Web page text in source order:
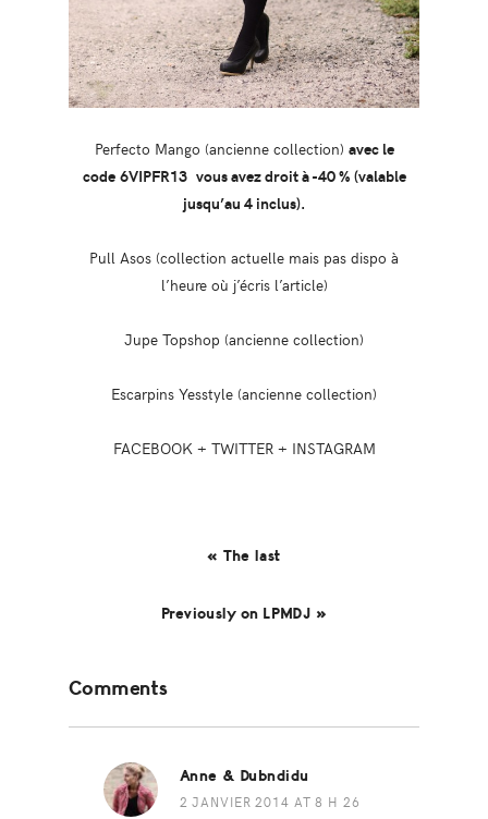
Perfecto Mango (ancienne collection) avec le
code 6VIPFR13 vous avez droit à -40 % (valable
jusqu’au 4 inclus).
Pull Asos (collection actuelle mais pas dispo à
l’heure où j’écris l’article)
Jupe Topshop (ancienne collection)
Escarpins Yesstyle (ancienne collection)
FACEBOOK + TWITTER + INSTAGRAM
« The last
Previously on LPMDJ »
Interactions
Comments
Anne & Dubndidu
2 JANVIER 2014 AT 8 H 26